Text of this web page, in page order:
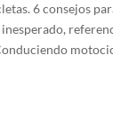
6 consejos